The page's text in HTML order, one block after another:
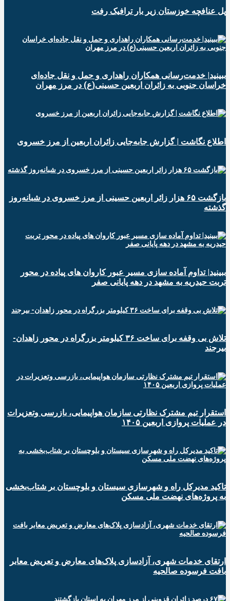
پل عنافچه خوزستان زیر بار ترافیک رفت
ببینید| خدمت‌رسانی همکاران راهداری و حمل و نقل جاده‌ای
خراسان جنوبی به زائران اربعین حسینی(ع) در مرز مهران
️اطلاع نگاشت | گزارش جابه‌جایی زائران اربعین از مرز خسروی
️بازگشت ۶۵ هزار زائر اربعین حسینی از مرز خسروی در شبانه‌روز
گذشته
ببینید| تداوم آماده سازی مسیر عبور کاروان های پیاده در محور
تربت حیدریه به مشهد در دهه پایانی صفر
تلاش بی وقفه برای ساخت ۳۶ کیلومتر بزرگراه در محور زاهدان-
بیرجند
استقرار تیم مشترک نظارتی سازمان هواپیمایی، بازرسی وتعزیرات
در عملیات پروازی اربعین ۱۴۰۵
تاکید مدیرکل راه و شهرسازی سیستان و بلوچستان بر شتاب‌بخشی
به پروژه‌های نهضت ملی مسکن
ارتقای خدمات شهری، آزادسازی پلاک‌های معارض و تعریض معابر
بافت فرسوده صالحیه